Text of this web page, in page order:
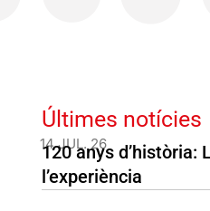
Últimes notícies
14 JUL. 26
120 anys d’història:
l’experiència